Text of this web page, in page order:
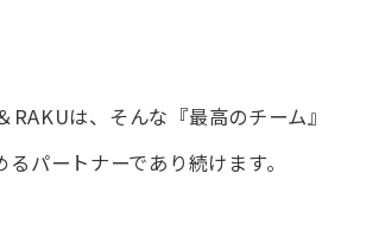
は、​そんな​『最高の​チーム』
る​パートナーであり続けます。